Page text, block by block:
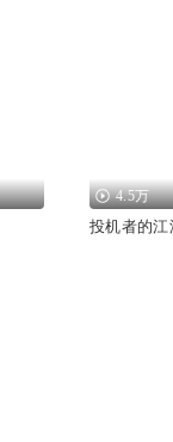
4.5万
投机者的江